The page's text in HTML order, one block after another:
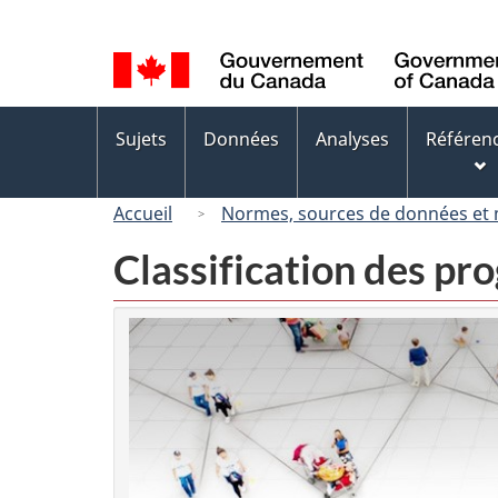
de
la
langue
des
Sujets Données Analyses
Accueil Normes, sources de données et
Classification des